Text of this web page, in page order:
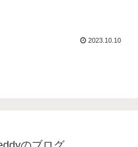
2023.10.10